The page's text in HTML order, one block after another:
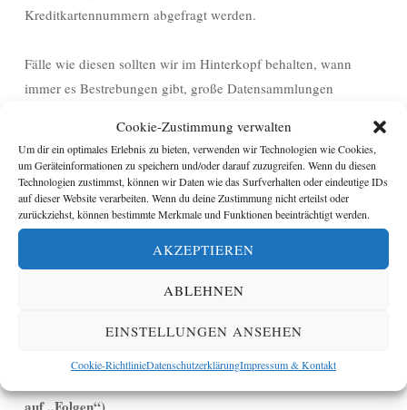
Cookie-Zustimmung verwalten
Um dir ein optimales Erlebnis zu bieten, verwenden wir Technologien wie Cookies,
um Geräteinformationen zu speichern und/oder darauf zuzugreifen. Wenn du diesen
Technologien zustimmst, können wir Daten wie das Surfverhalten oder eindeutige IDs
auf dieser Website verarbeiten. Wenn du deine Zustimmung nicht erteilst oder
zurückziehst, können bestimmte Merkmale und Funktionen beeinträchtigt werden.
AKZEPTIEREN
ABLEHNEN
EINSTELLUNGEN ANSEHEN
Cookie-RichtlinieDatenschutzerklärungImpressum & Kontakt
Kreditkartennummern abgefragt werden.
Fälle wie diesen sollten wir im Hinterkopf behalten, wann
immer es Bestrebungen gibt, große Datensammlungen
Seite. Sucht für ein anschauliches Beispiel einfach einmal im
Internet nach „Ecuador gehackt“.
Findest Du diesen Beitrag interessant?
→ Unterstütze diese Seite mit einer Spende (entweder via
PayPal in € oder in einer Kryptowährung, Details siehe oben
einen der Buttons)
→ Folge dem Autor auf Twitter (@JochenPlikat)
auf „Folgen“)